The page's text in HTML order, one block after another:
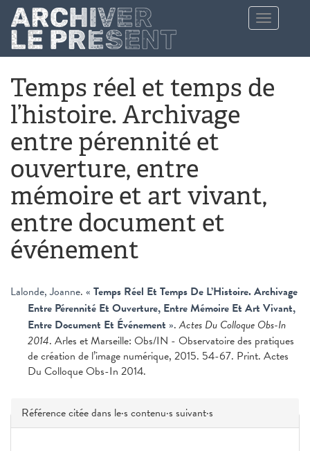
Aller au contenu principal
Toggle
navigation
Temps réel et temps de
l’histoire. Archivage
entre pérennité et
ouverture, entre
mémoire et art vivant,
entre document et
événement
Lalonde, Joanne. « Temps Réel Et Temps De L’Histoire. Archivage
Entre Pérennité Et Ouverture, Entre Mémoire Et Art Vivant,
Entre Document Et Événement ».Actes Du Colloque Obs-In
2014. Arles et Marseille: Obs/IN - Observatoire des pratiques
de création de l’image numérique, 2015. 54-67. Print. Actes
Du Colloque Obs-In 2014.
Masquer
Référence citée dans le·s contenu·s suivant·s